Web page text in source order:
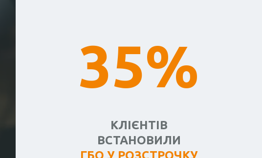
35%
КЛІЄНТІВ
ВСТАНОВИЛИ
ГБО У РОЗСТРОЧКУ